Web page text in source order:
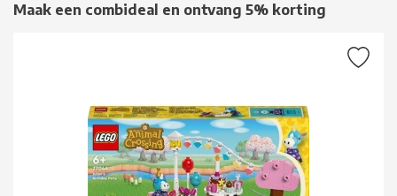
Maak een combideal en ontvang 5% korting